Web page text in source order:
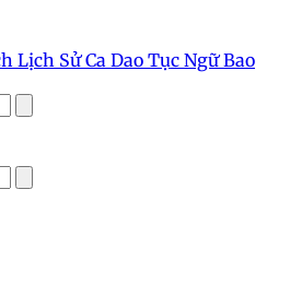
Lịch SửCa Dao Tục NgữBao